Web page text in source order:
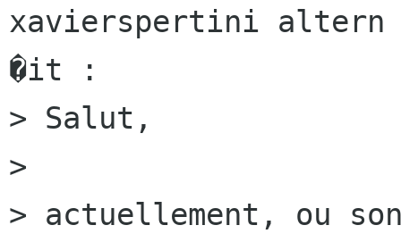
xavierspertini altern
�it :
> Salut,
>
> actuellement, ou